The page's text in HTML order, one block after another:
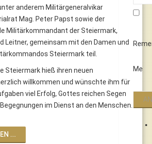
Me
anderem Militärgeneralvikar
Mag. Peter Papst sowie der
Militärkommandant der Steiermark,
Leitner, gemeinsam mit den Damen und
Steiermark teil.
Steiermark hieß ihren neuen
willkommen und wünschte ihm für
viel Erfolg, Gottes reichen Segen
im Dienst an den Menschen.
...